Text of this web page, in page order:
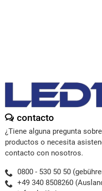
contacto
¿Tiene alguna pregunta
productos o necesita
contacto con nosotros.
0800 - 530 50 50
+49 340 8508260